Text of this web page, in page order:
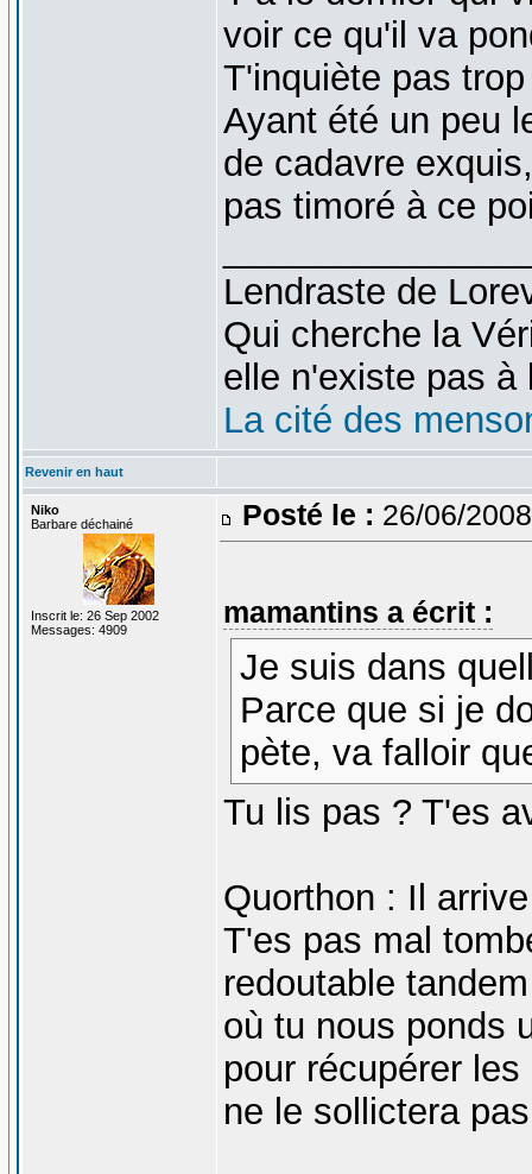
voir ce qu'il va
T'inquiète pas
Ayant été un peu
de cadavre
pas timoré à ce
Lendraste de
Qui cherche la
elle n'existe pas à
La cité des
Revenir en haut
Niko
Barbare déchainé
Inscrit le: 26 Sep 2002
Messages: 4909
Posté le : 26/06/
mamantins a écrit :
Je suis dans
Parce que si je
pète, va falloir
Tu lis pas ? T'es
Quorthon : Il
T'es pas mal
redoutable
où tu nous ponds
pour récupérer
ne le sollictera